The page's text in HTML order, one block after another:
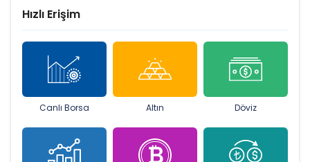
Hızlı Erişim
Canlı Borsa Altın Döviz